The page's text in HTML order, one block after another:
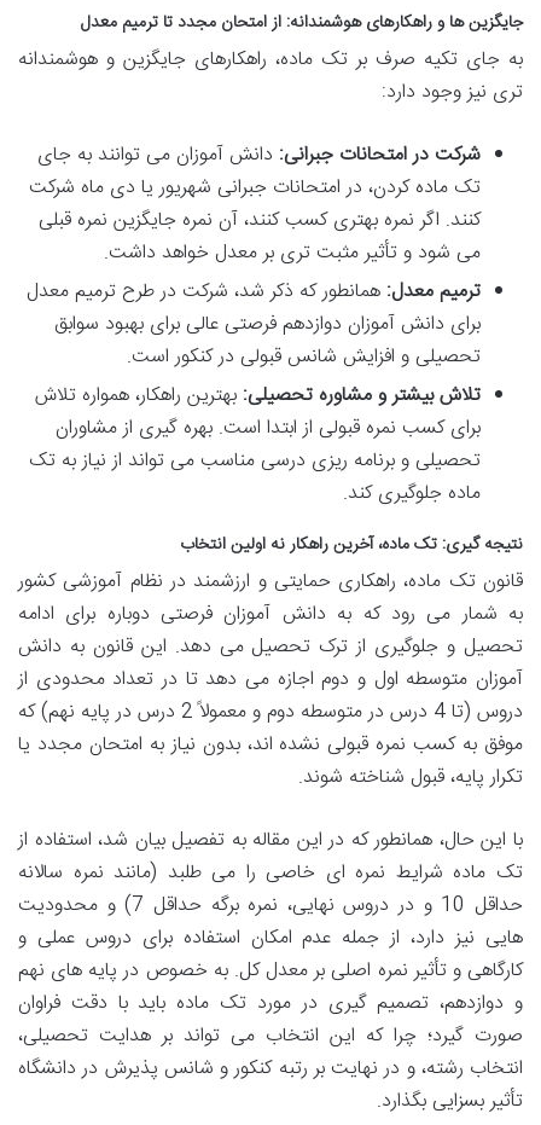
جایگزین ها و راهکارهای هوشمندانه: از امتحان مجدد تا ترمیم معدل
به جای تکیه صرف بر تک ماده، راهکارهای جایگزین و هوشمندانه
تری نیز وجود دارد:
شرکت در امتحانات جبرانی: دانش آموزان می توانند به جای
تک ماده کردن، در امتحانات جبرانی شهریور یا دی ماه شرکت
کنند. اگر نمره بهتری کسب کنند، آن نمره جایگزین نمره قبلی
می شود و تأثیر مثبت تری بر معدل خواهد داشت.
ترمیم معدل: همانطور که ذکر شد، شرکت در طرح ترمیم معدل
برای دانش آموزان دوازدهم فرصتی عالی برای بهبود سوابق
تحصیلی و افزایش شانس قبولی در کنکور است.
تلاش بیشتر و مشاوره تحصیلی: بهترین راهکار، همواره تلاش
برای کسب نمره قبولی از ابتدا است. بهره گیری از مشاوران
تحصیلی و برنامه ریزی درسی مناسب می تواند از نیاز به تک
ماده جلوگیری کند.
نتیجه گیری: تک ماده، آخرین راهکار نه اولین انتخاب
قانون تک ماده، راهکاری حمایتی و ارزشمند در نظام آموزشی کشور
به شمار می رود که به دانش آموزان فرصتی دوباره برای ادامه
تحصیل و جلوگیری از ترک تحصیل می دهد. این قانون به دانش
آموزان متوسطه اول و دوم اجازه می دهد تا در تعداد محدودی از
دروس (تا 4 درس در متوسطه دوم و معمولاً 2 درس در پایه نهم) که
موفق به کسب نمره قبولی نشده اند، بدون نیاز به امتحان مجدد یا
تکرار پایه، قبول شناخته شوند.
با این حال، همانطور که در این مقاله به تفصیل بیان شد، استفاده از
تک ماده شرایط نمره ای خاصی را می طلبد (مانند نمره سالانه
حداقل 10 و در دروس نهایی، نمره برگه حداقل 7) و محدودیت
هایی نیز دارد، از جمله عدم امکان استفاده برای دروس عملی و
کارگاهی و تأثیر نمره اصلی بر معدل کل. به خصوص در پایه های نهم
و دوازدهم، تصمیم گیری در مورد تک ماده باید با دقت فراوان
صورت گیرد؛ چرا که این انتخاب می تواند بر هدایت تحصیلی،
انتخاب رشته، و در نهایت بر رتبه کنکور و شانس پذیرش در دانشگاه
تأثیر بسزایی بگذارد.